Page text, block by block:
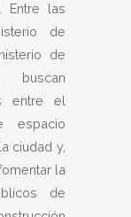
Entre las
de
de
buscan
entre el
espacio
ciudad y,
la
de